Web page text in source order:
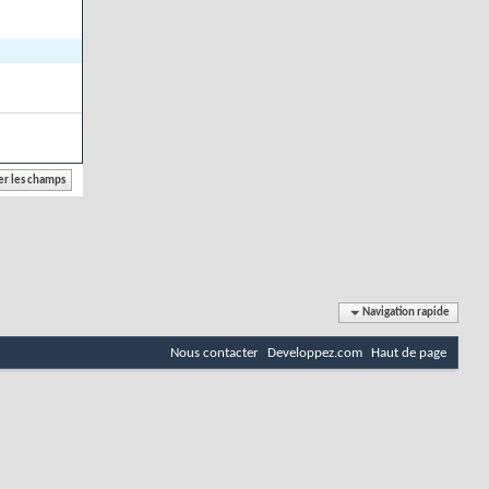
Navigation rapide
Nous contacter Developpez.com Haut de page